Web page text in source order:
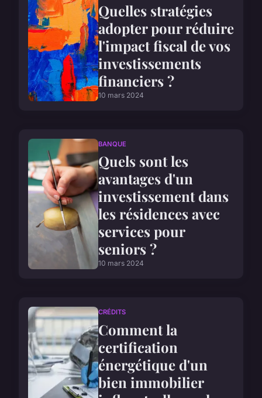
Quelles stratégies
adopter pour réduire
l'impact fiscal de vos
investissements
financiers ?
10 mars 2024
BANQUE
Quels sont les
avantages d'un
investissement dans
les résidences avec
services pour
seniors ?
10 mars 2024
CRÉDITS
Comment la
certification
énergétique d'un
bien immobilier